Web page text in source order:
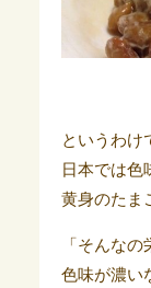
というわけ
日本では色
黄身のたま
「そんな
色味が濃い